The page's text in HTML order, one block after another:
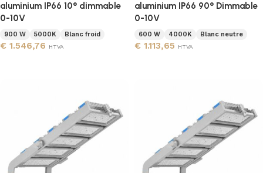
aluminium IP66 10° dimmable
0-10V
900 W 5000K Blanc froid
€ 1.546,76 HTVA
aluminium IP66 90° Dimmable
0-10V
600 W 4000K Blanc neutre
€ 1.113,65 HTVA